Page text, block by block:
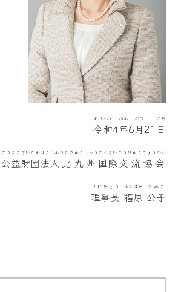
令和
れいわ
4年
ねん
6月
がつ
21 日
にち
公益
こうえき
財団
ざいだん
法人
ほうじん
北九州
きたきゅうしゅう
国際
こくさい
交流
こうりゅう
協会
きょうかい
理事長
りじちょう
福原
ふくはら
公子
きみこ